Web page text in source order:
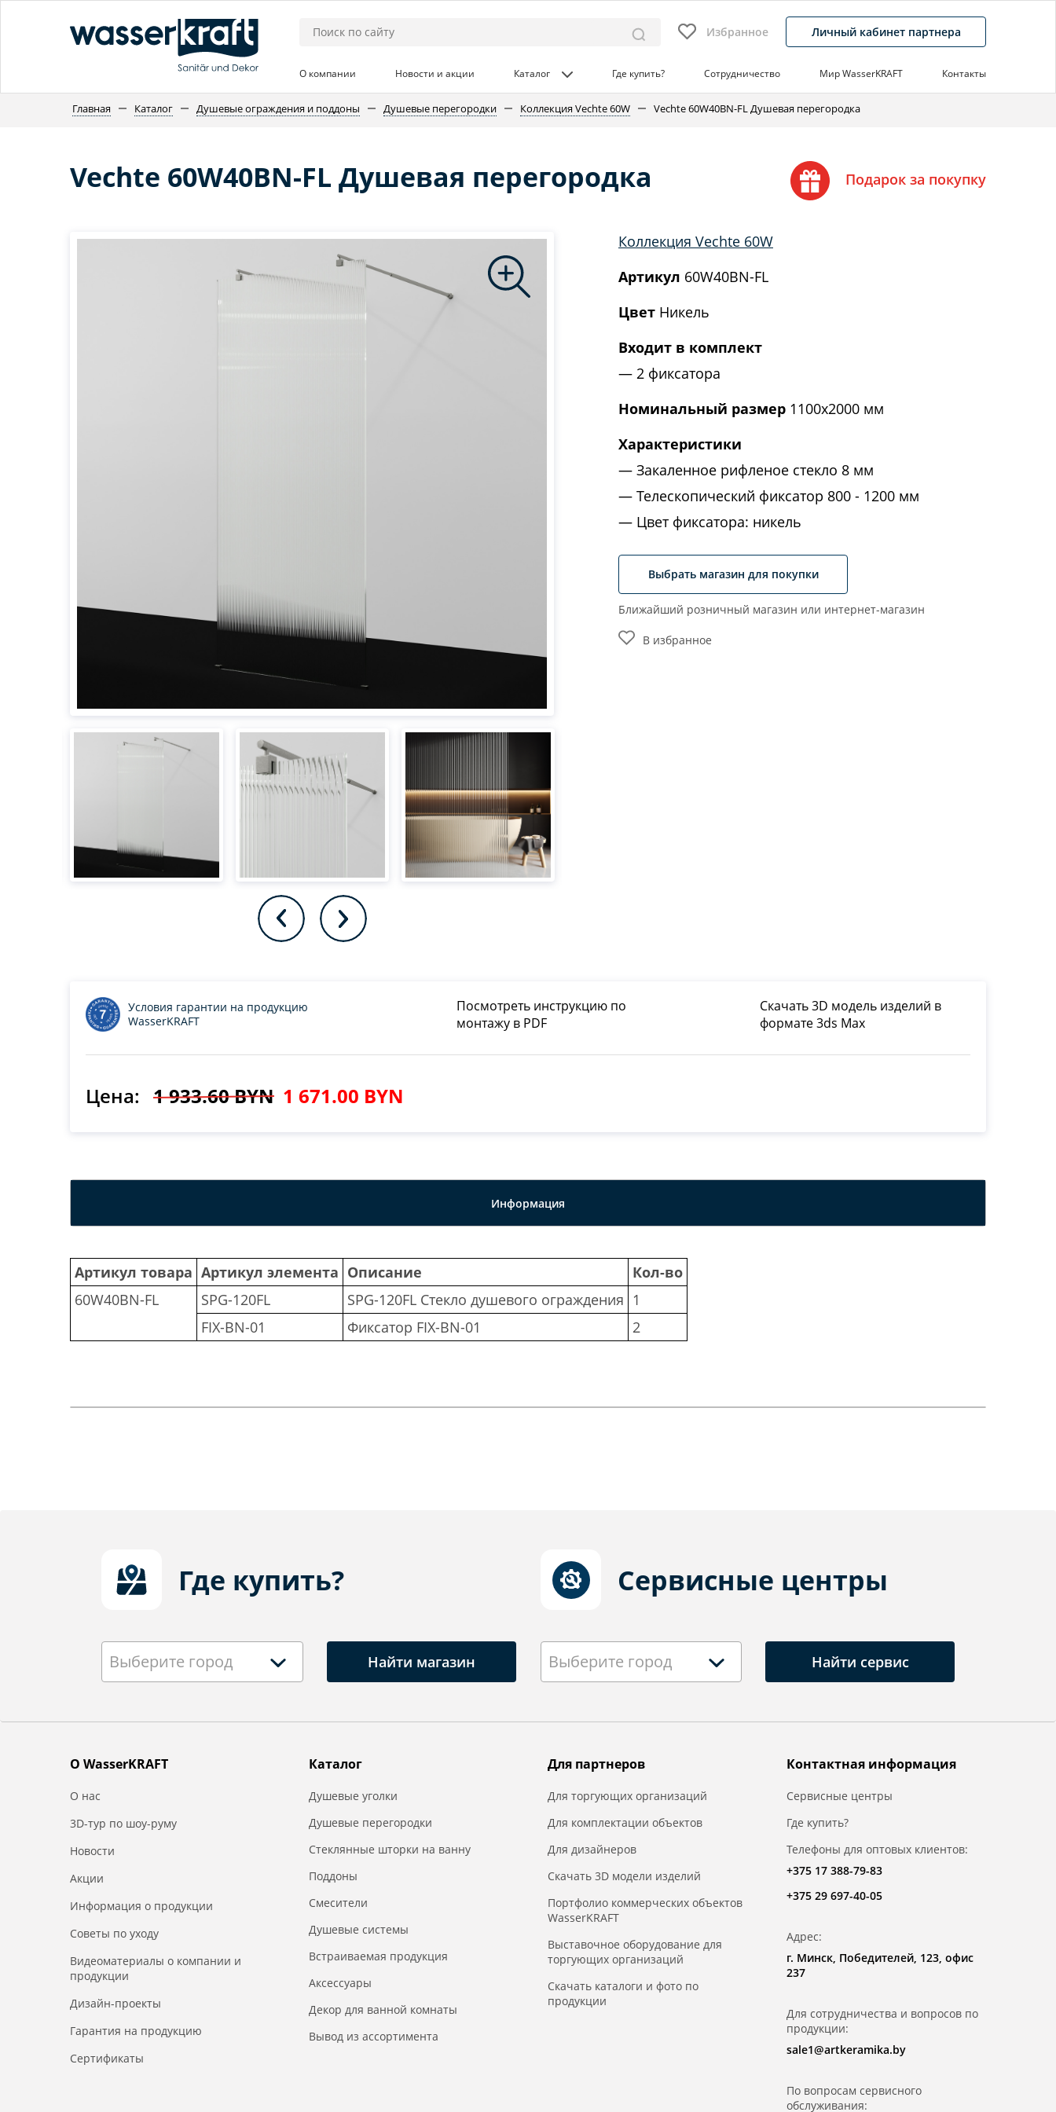
Избранное Личный кабинет партнера
О компании Новости и акции Каталог Где купить? Сотрудничество Мир WasserKRAFT Контакты
Главная Каталог Душевые ограждения и поддоны Душевые перегородки Коллекция Vechte 60W Vechte 60W40BN-FL Душевая перегородка
Vechte 60W40BN-FL Душевая перегородка Подарок за покупку
Коллекция Vechte 60W
Артикул 60W40BN-FL
Цвет Никель
Входит в комплект
2 фиксатора
Номинальный размер 1100x2000 мм
Характеристики
Закаленное рифленое стекло 8 мм
Телескопический фиксатор 800 - 1200 мм
Цвет фиксатора: никель
Выбрать магазин для покупки
Ближайший розничный магазин или интернет-магазин
В избранное
Посмотреть инструкцию по
монтажу в PDF
Скачать 3D модель изделий в
формате 3ds Max
Условия гарантии на продукцию
WasserKRAFT
Цена: 1 933.60 BYN 1 671.00 BYN
Информация
Артикул товара
60W40BN-FL
Артикул элемента
SPG-120FL
FIX-BN-01
Описание
SPG-120FL Стекло душевого ограждения
Фиксатор FIX-BN-01
Кол-во
1
2
Где купить?
Выберите город Найти магазин
Сервисные центры
Выберите город Найти сервис
О WasserKRAFT
О нас
3D-тур по шоу-руму
Новости
Акции
Информация о продукции
Советы по уходу
Видеоматериалы о компании и
продукции
Дизайн-проекты
Гарантия на продукцию
Сертификаты
Каталог
Душевые уголки
Душевые перегородки
Стеклянные шторки на ванну
Поддоны
Смесители
Душевые системы
Встраиваемая продукция
Аксессуары
Декор для ванной комнаты
Вывод из ассортимента
Для партнеров
Для торгующих организаций
Для комплектации объектов
Для дизайнеров
Скачать 3D модели изделий
Портфолио коммерческих объектов
WasserKRAFT
Выставочное оборудование для
торгующих организаций
Скачать каталоги и фото по
продукции
Контактная информация
Сервисные центры
Где купить?
Телефоны для оптовых клиентов:
+375 17 388-79-83
+375 29 697-40-05
Адрес:
г. Минск, Победителей, 123, офис
237
Для сотрудничества и вопросов по
продукции:
sale1@artkeramika.by
По вопросам сервисного
обслуживания: